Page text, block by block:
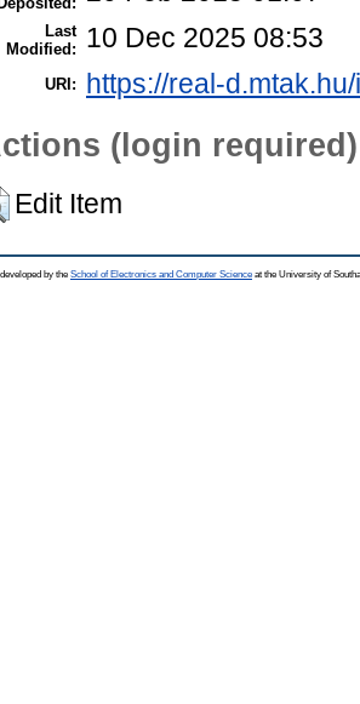
Last
Modified:
10 Dec 2025 08:53
URI: https://real-
(login required)
Edit Item
by the School of Electronics and Computer Science at the University of